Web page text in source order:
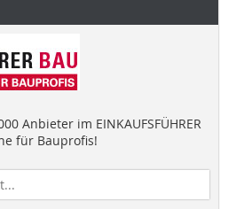
Anbieter im EINKAUFSFÜHRER
für Bauprofis!